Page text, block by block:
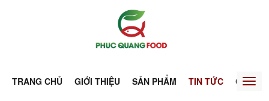
0 Sản phẩm
TRANG CHỦ GIỚI THIỆU SẢN PHẨM TIN TỨC